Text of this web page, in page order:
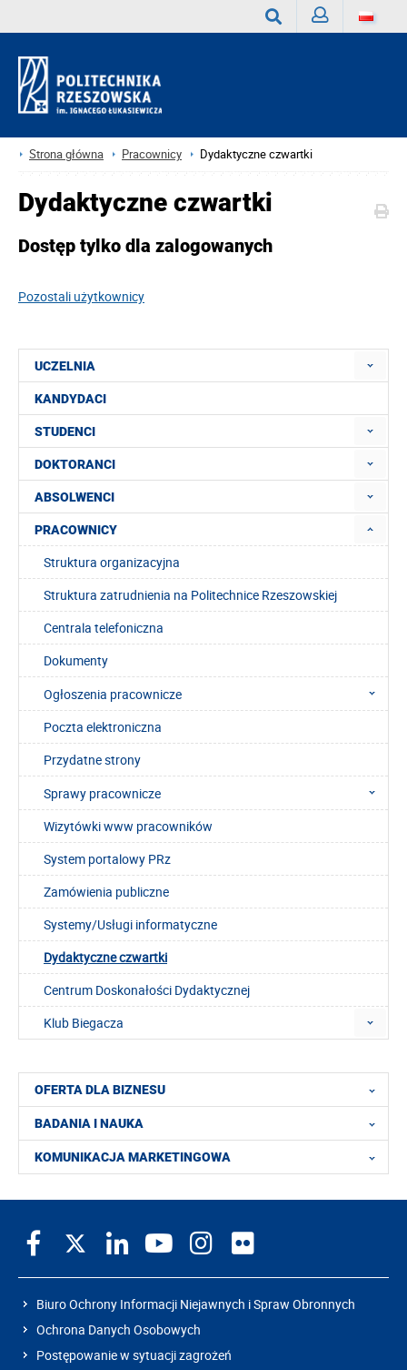
Strona główna Pracownicy Dydaktyczne czwartki
Dydaktyczne czwartki
Dostęp tylko dla zalogowanych
Pozostali użytkownicy
UCZELNIA
KANDYDACI
STUDENCI
DOKTORANCI
ABSOLWENCI
PRACOWNICY
Struktura organizacyjna
Struktura zatrudnienia na Politechnice Rzeszowskiej
Centrala telefoniczna
Dokumenty
Ogłoszenia pracownicze
Poczta elektroniczna
Przydatne strony
Sprawy pracownicze
Wizytówki www pracowników
System portalowy PRz
Zamówienia publiczne
Systemy/Usługi informatyczne
Dydaktyczne czwartki
Centrum Doskonałości Dydaktycznej
Klub Biegacza
OFERTA DLA BIZNESU
BADANIA I NAUKA
KOMUNIKACJA MARKETINGOWA
Biuro Ochrony Informacji Niejawnych i Spraw Obronnych
Ochrona Danych Osobowych
Postępowanie w sytuacji zagrożeń